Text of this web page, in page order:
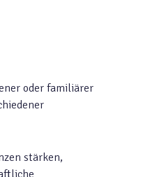
oder familiärer
stärken,